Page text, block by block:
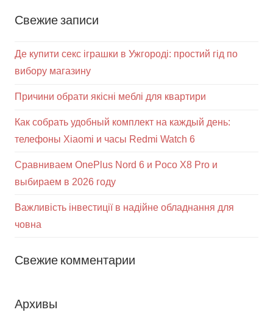
Свежие записи
Де купити секс іграшки в Ужгороді: простий гід по
вибору магазину
Причини обрати якісні меблі для квартири
Как собрать удобный комплект на каждый день:
телефоны Xiaomi и часы Redmi Watch 6
Сравниваем OnePlus Nord 6 и Poco X8 Pro и
выбираем в 2026 году
Важливість інвестиції в надійне обладнання для
човна
Свежие комментарии
Архивы